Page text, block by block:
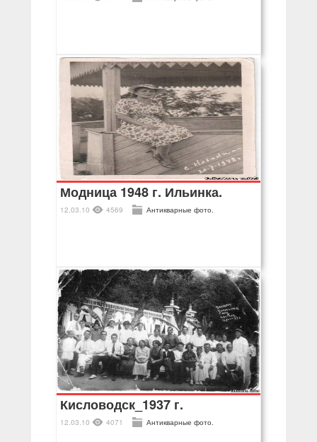
Модница 1948 г. Ильинка.
12.03.10 4569 Антикварные фото.
Кисловодск_1937 г.
12.03.10 4071 Антикварные фото.